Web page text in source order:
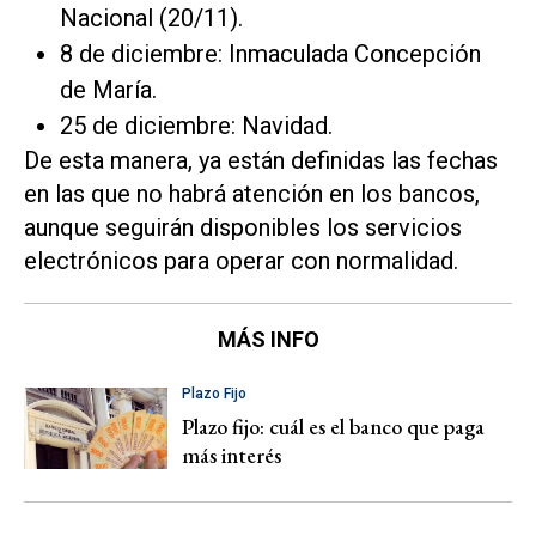
Nacional (20/11).
8 de diciembre: Inmaculada Concepción
de María.
25 de diciembre: Navidad.
De esta manera, ya están definidas las fechas
en las que no habrá atención en los bancos,
aunque seguirán disponibles los servicios
electrónicos para operar con normalidad.
MÁS INFO
Plazo Fijo
Plazo fijo: cuál es el banco que paga
más interés